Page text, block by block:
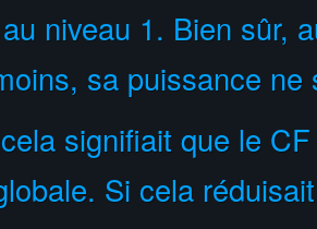
au niveau 1. Bien sûr,
sa puissance
signifiait que le
Si cela